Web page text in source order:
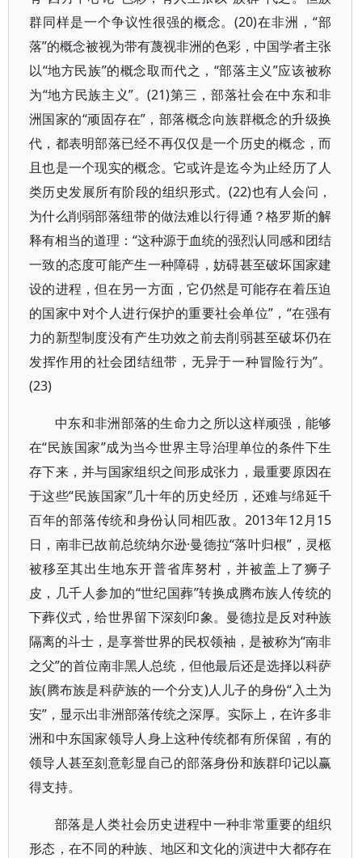
群同样是一个争议性很强的概念。(20)在非洲，“部
落”的概念被视为带有蔑视非洲的色彩，中国学者主张
以“地方民族”的概念取而代之，“部落主义”应该被称
为“地方民族主义”。(21)第三，部落社会在中东和非
洲国家的“顽固存在”，部落概念向族群概念的升级换
代，都表明部落已经不再仅仅是一个历史的概念，而
且也是一个现实的概念。它或许是迄今为止经历了人
类历史发展所有阶段的组织形式。(22)也有人会问，
为什么削弱部落纽带的做法难以行得通？格罗斯的解
释有相当的道理：“这种源于血统的强烈认同感和团结
一致的态度可能产生一种障碍，妨碍甚至破坏国家建
设的进程，但在另一方面，它仍然是可能存在着压迫
的国家中对个人进行保护的重要社会单位”，“在强有
力的新型制度没有产生功效之前去削弱甚至破坏仍在
发挥作用的社会团结纽带，无异于一种冒险行为”。
(23)
中东和非洲部落的生命力之所以这样顽强，能够
在“民族国家”成为当今世界主导治理单位的条件下生
存下来，并与国家组织之间形成张力，最重要原因在
于这些“民族国家”几十年的历史经历，还难与绵延千
百年的部落传统和身份认同相匹敌。2013年12月15
日，南非已故前总统纳尔逊·曼德拉“落叶归根”，灵柩
被移至其出生地东开普省库努村，并被盖上了狮子
皮，几千人参加的“世纪国葬”转换成腾布族人传统的
下葬仪式，给世界留下深刻印象。曼德拉是反对种族
隔离的斗士，是享誉世界的民权领袖，是被称为“南非
之父”的首位南非黑人总统，但他最后还是选择以科萨
族(腾布族是科萨族的一个分支)人儿子的身份“入土为
安”，显示出非洲部落传统之深厚。实际上，在许多非
洲和中东国家领导人身上这种传统都有所保留，有的
领导人甚至刻意彰显自己的部落身份和族群印记以赢
得支持。
部落是人类社会历史进程中一种非常重要的组织
形态，在不同的种族、地区和文化的演进中大都存在